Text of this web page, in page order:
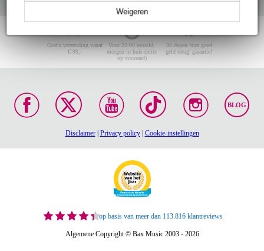
Weigeren
Gratis verzending vanaf
€ 99,-
Voor 23:00 besteld,
morgen in huis (mits
op voorraad)
30 dagen 'niet goed
geld terug' garantie!
BLOG
Disclaimer| Privacy policy| Cookie-instellingen
op basis van meer dan 113.816 klantreviews
Algemene Copyright © Bax Music 2003 - 2026